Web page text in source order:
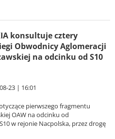
konsultuje cztery
Obwodnicy Aglomeracji
na odcinku od S10
23 | 16:01
pierwszego fragmentu
OAW na odcinku od
w rejonie Nacpolska, przez drogę